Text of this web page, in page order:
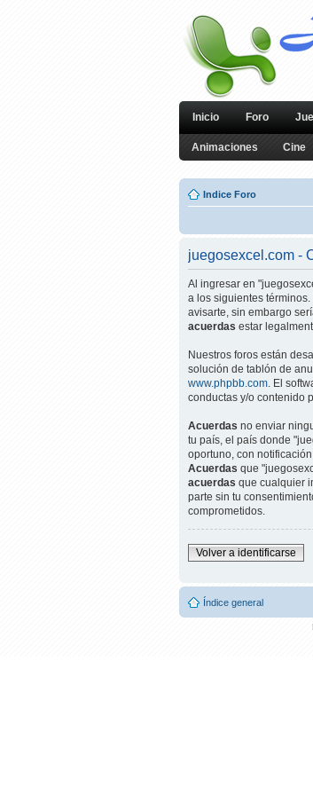
Inicio Foro
Animaciones Cine
Indice Foro
juegosexcel.com -
Al ingresar en
a los siguientes
avisarte, sin embargo
acuerdas estar
Nuestros foros están
solución de tablón de
www.phpbb.com. El
conductas y/o contenido
Acuerdas no enviar
tu país, el país donde
oportuno, con
Acuerdas que
acuerdas que cualquier
parte sin tu
comprometidos.
Volver a identificarse
Índice general